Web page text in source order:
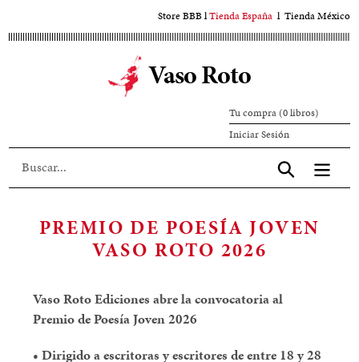
al
Store BBBlTienda España l Tienda México
Vaso Roto
Tu compra (0 libros)
Iniciar SesiónIniciar
sesión
Aceptar
PREMIO DE POESÍA JOVEN
VASO ROTO 2026
Vaso Roto Ediciones abre la convocatoria al
Premio de Poesía Joven 2026
• Dirigido a escritoras y escritores de entre 18 y 28